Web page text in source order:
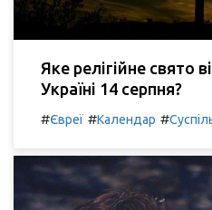
Яке релігійне свято
Україні 14 серпня?
#Євреї #Календар #